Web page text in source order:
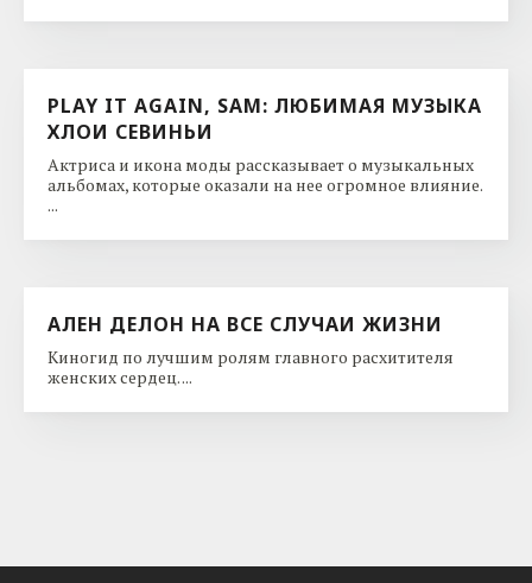
PLAY IT AGAIN, SAM: ЛЮБИМАЯ МУЗЫКА
ХЛОИ СЕВИНЬИ
Актриса и икона моды рассказывает о музыкальных
альбомах, которые оказали на нее огромное влияние.
...
АЛЕН ДЕЛОН НА ВСЕ СЛУЧАИ ЖИЗНИ
Киногид по лучшим ролям главного расхитителя
женских сердец. ...